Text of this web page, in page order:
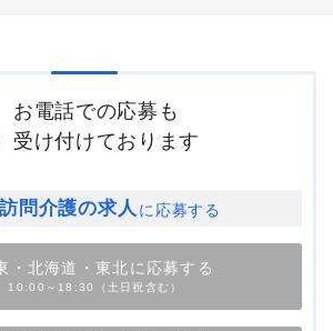
お電話での応募も
受け付けております
訪問介護の求人 に応募する
・北海道・東北に応募する
10:00～18:30（土日祝含む）